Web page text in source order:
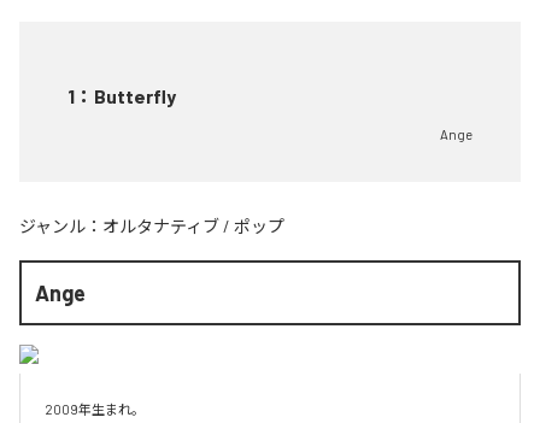
1 ： Butterfly
Ange
ジャンル： オルタナティブ / ポップ
Ange
2009年生まれ。